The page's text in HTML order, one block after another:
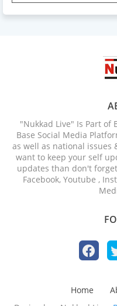
"Nukkad Live" Is Part of
Base Social Media
as well as national issues
want to keep your self
updates than don't
Facebook, Youtube ,
Home